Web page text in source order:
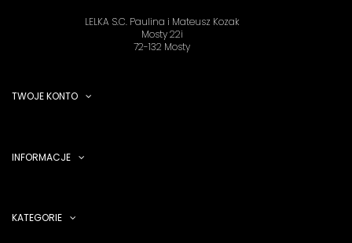
LELKA S.C. Paulina i Mateusz Kozak
Mosty 22i
72-132 Mosty
TWOJE KONTO
INFORMACJE
KATEGORIE